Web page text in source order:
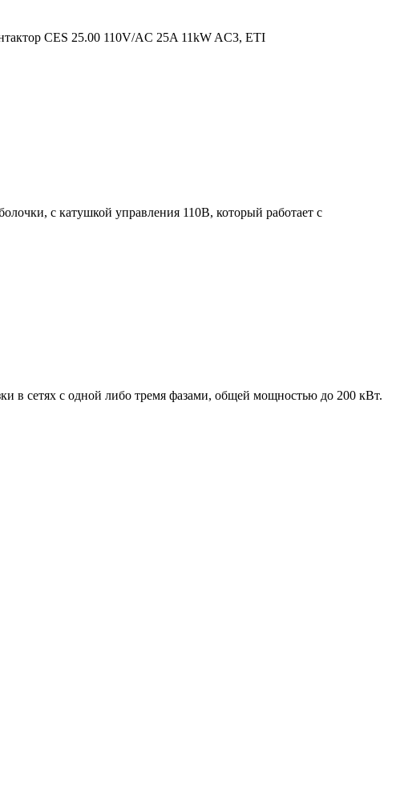
CES 25.00 110V/AC 25A 11kW AC3, ETI
с катушкой управления 110В, который работает с
в сетях с одной либо тремя фазами, общей мощностью до 200 кВт.